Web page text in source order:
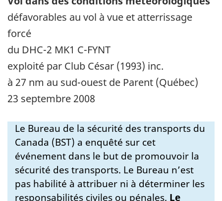
défavorables au vol à vue et atterrissage
forcé
du DHC-2 MK1 C-FYNT
exploité par Club César (1993) inc.
à 27 nm au sud-ouest de Parent (Québec)
23 septembre 2008
Le Bureau de la sécurité des transports du
Canada (BST) a enquêté sur cet
événement dans le but de promouvoir la
sécurité des transports. Le Bureau n’est
pas habilité à attribuer ni à déterminer les
responsabilités civiles ou pénales. Le